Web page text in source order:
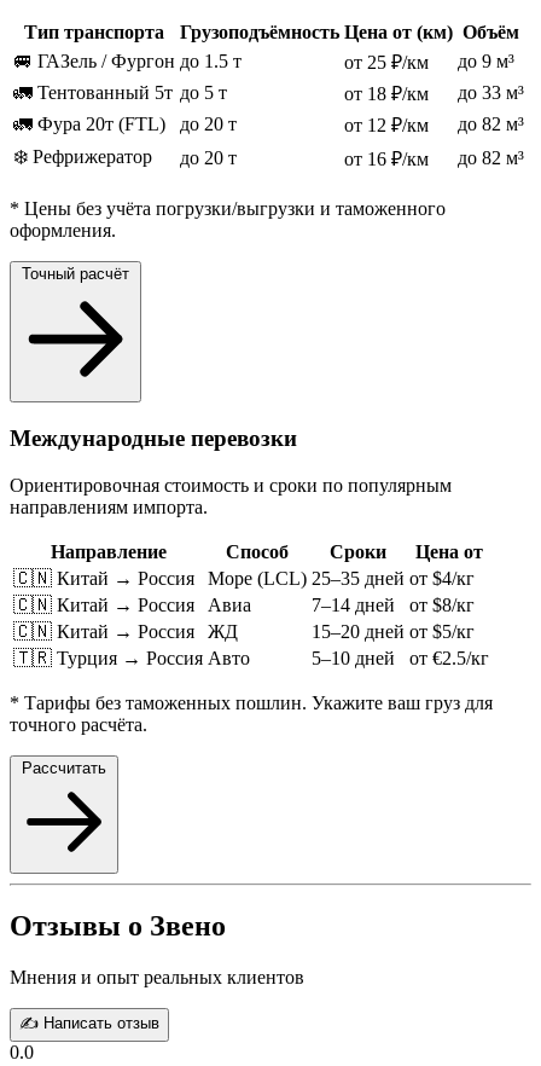
Тип транспорта Грузоподъёмность Цена от (км) Объём
🚐 ГАЗель / Фургон до 1.5 т от 25 ₽/км
до 9 м³
🚛 Тентованный 5т до 5 т от 18 ₽/км
до 33 м³
🚛 Фура 20т (FTL)
до 20 т от 12 ₽/км
до 82 м³
❄️ Рефрижератор
до 20 т от 16 ₽/км до 82 м³
* Цены без учёта погрузки/выгрузки и таможенного
оформления.
Точный расчёт
Международные перевозки
Ориентировочная стоимость и сроки по популярным
направлениям импорта.
Направление Способ Сроки
Цена от
🇨🇳 Китай → Россия
Море (LCL) 25–35 дней от $4/кг
🇨🇳 Китай → Россия
Авиа 7–14 дней
от $8/кг
🇨🇳 Китай → Россия
ЖД 15–20 дней от $5/кг
🇹🇷 Турция → Россия Авто 5–10 дней от €2.5/кг
* Тарифы без таможенных пошлин. Укажите ваш груз для
точного расчёта.
Рассчитать
Отзывы о Звено
Мнения и опыт реальных клиентов
✍️ Написать отзыв
0.0